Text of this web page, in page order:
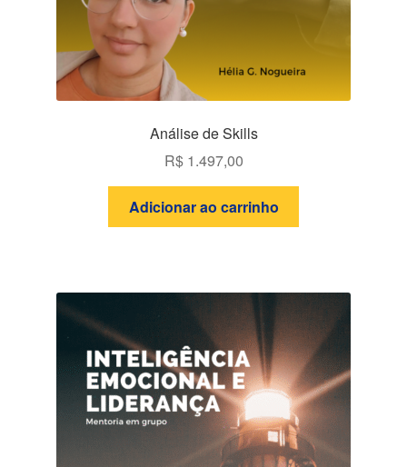
Análise de Skills
R$1.497,00
Adicionar ao carrinho